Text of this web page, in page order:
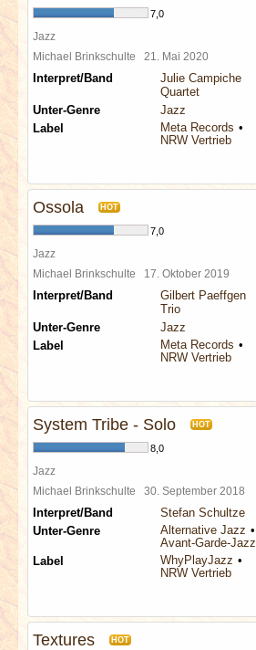
SPECIALS
REDAKTION
LINKS
7,0
Jazz
Michael Brinkschulte 21. Mai 2020
Interpret/Band
Julie Campiche
Quartet
Unter-Genre
Jazz
Label
Meta Records
NRW Vertrieb
Ossola HOT
7,0
Jazz
Michael Brinkschulte 17. Oktober 2019
Interpret/Band
Gilbert Paeffgen
Trio
Unter-Genre
Jazz
Label
Meta Records
NRW Vertrieb
System Tribe - Solo HOT
8,0
Jazz
Michael Brinkschulte 30. September 2018
Interpret/Band
Stefan Schultze
Unter-Genre
Alternative Jazz
Avant-Garde-Jazz
Label
WhyPlayJazz
NRW Vertrieb
Textures HOT